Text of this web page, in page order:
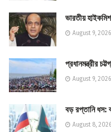
ভারতীয়
August 9, 2026
প্রধানমন্ত্রীর
August 9, 2026
বড় রপ্তানি ধস:
August 8, 2026